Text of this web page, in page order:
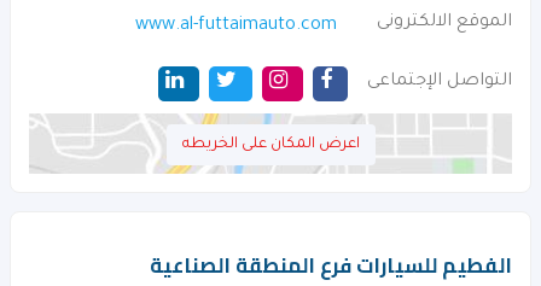
الموقع الالكترونى www.al-futtaimauto.com
التواصل الإجتماعى
اعرض المكان على الخريطه
الفطيم للسيارات فرع المنطقة الصناعية